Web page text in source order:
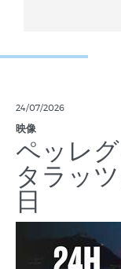
24/07/2026
映像
ペッレ
タラッ
日